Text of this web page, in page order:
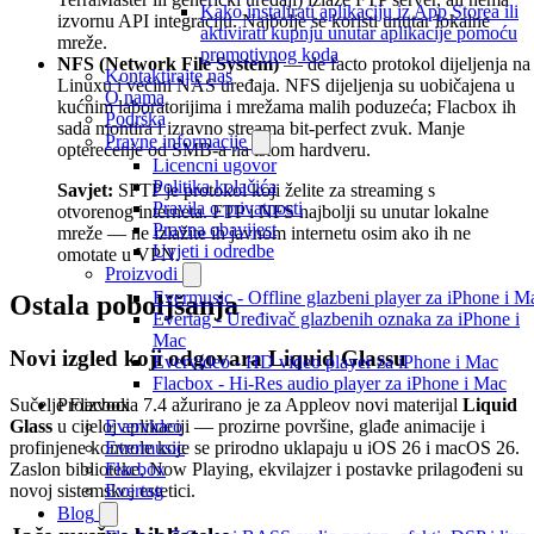
Kako instalirati aplikaciju iz App Storea ili
aktivirati kupnju unutar aplikacije pomoću
promotivnog koda
Kontaktirajte nas
O nama
Podrška
Pravne informacije
Licencni ugovor
Politika kolačića
Pravila o privatnosti
Pravna obavijest
Uvjeti i odredbe
Proizvodi
Evermusic - Offline glazbeni player za iPhone i
Evertag - Uređivač glazbenih oznaka za iPhone i
Mac
Evervideo - HD video player za iPhone i Mac
Flacbox - Hi-Res audio player za iPhone i Mac
Proizvodi
Evervideo
Evermusic
Flacbox
Evertag
Blog
izvornu API integraciju. Najbolje se koristi unutar lokalne
mreže.
NFS (Network File System)— de facto protokol dijeljenja na
Linuxu i većini NAS uređaja. NFS dijeljenja su uobičajena u
kućnim laboratorijima i mrežama malih poduzeća; Flacbox ih
sada montira i izravno streama bit-perfect zvuk. Manje
opterećenje od SMB-a na istom hardveru.
Savjet: SFTP je protokol koji želite za streaming s
otvorenog interneta. FTP i NFS najbolji su unutar lokalne
mreže — ne izlažite ih javnom internetu osim ako ih ne
omotate u VPN.
Ostala poboljšanja
Novi izgled koji odgovara Liquid Glassu
Sučelje Flacboxa 7.4 ažurirano je za Appleov novi materijal Liquid
Glass u cijeloj aplikaciji — prozirne površine, glađe animacije i
profinjene kontrole koje se prirodno uklapaju u iOS 26 i macOS 26.
Zaslon biblioteke, Now Playing, ekvilajzer i postavke prilagođeni su
novoj sistemskoj estetici.